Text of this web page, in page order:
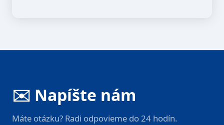
✉️ Napíšte nám
Máte otázku? Radi odpovieme do 24 hodín.